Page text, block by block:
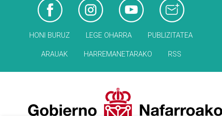
HONI BURUZ LEGE OHARRA PUBLIZITATEA
ARAUAK HARREMANETARAKO RSS